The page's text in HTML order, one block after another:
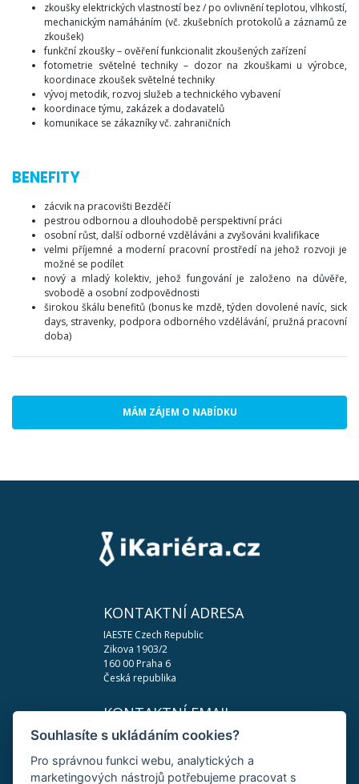
zkoušky elektrických vlastností bez / po ovlivnění teplotou, vlhkostí,
mechanickým namáháním (vč. zkušebních protokolů a záznamů ze
zkoušek)
funkční zkoušky – ověření funkcionalit zkoušených zařízení
fotometrie světelné techniky – dozor na zkouškami u výrobce,
koordinace zkoušek světelné techniky
vývoj metodik, rozvoj služeb a technického vybavení
koordinace týmu, zakázek a dodavatelů
komunikace se zákazníky vč. zahraničních
BENEFITY
zácvik na pracovišti Bezděčí
pestrou odbornou a dlouhodobě perspektivní práci
osobní růst, další odborné vzděláváni a zvyšováni kvalifikace
velmi příjemné a moderní pracovní prostředí na jehož rozvoji je
možné se podílet
nový a mladý kolektiv, jehož fungování je založeno na důvěře,
svobodě a osobní zodpovědnosti
širokou škálu benefitů (bonus ke mzdě, týden dovolené navíc, sick
days, stravenky, podpora odborného vzdělávání, pružná pracovní
doba)
MÁM ZÁJEM O NABÍDKU
KONTAKTNÍ ADRESA
IAESTE Czech Republic
Zikova 1903/2
160 00 Praha 6
Česká republika
KONTAKTNÍ EMAIL
podpora@ikariera.cz
DŮLEŽITÉ ODKAZY
Souhlasíte s ukládáním cookies?
Pro správnou funkci webu, analytických a
marketingových nástrojů potřebujeme pracovat s